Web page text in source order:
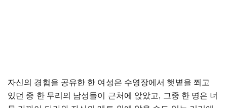
자신의 경험을 공유한 한 여성은 수영장에서 햇볕을 쬐고
있던 중 한 무리의 남성들이 근처에 앉았고, 그중 한 명은 너